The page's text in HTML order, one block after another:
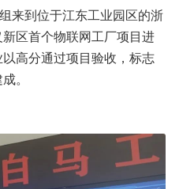
来到位于江东工业园区的浙
区首个物联网工厂项目进
高分通过项目验收，标志
。